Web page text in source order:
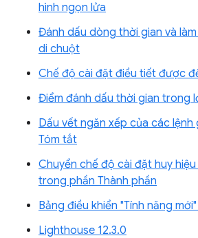
hình ngọn lửa
Đánh dấu dòng thời gian và
di chuột
Chế độ cài đặt điều tiết được
Điểm đánh dấu thời gian trong
Dấu vết ngăn xếp của các lệnh
Tóm tắt
Chuyển chế độ cài đặt huy
trong phần Thành phần
Bảng điều khiển "Tính năng
Lighthouse 12.3.0